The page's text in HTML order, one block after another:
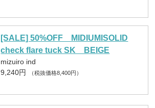
[SALE] 50%OFF MIDIUMISOLID
check flare tuck SK BEIGE
mizuiro ind
9,240円
（税抜価格8,400円）